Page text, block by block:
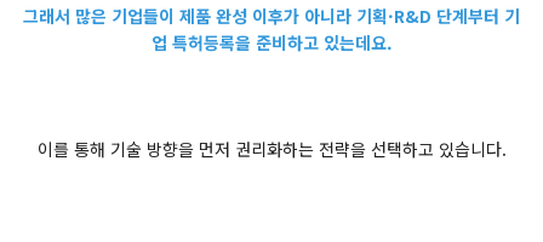
그래서 많은 기업들이 제품 완성 이후가 아니라 기획·R&D 단계부터 기
업 특허등록을 준비하고 있는데요.
이를 통해 기술 방향을 먼저 권리화하는 전략을 선택하고 있습니다.